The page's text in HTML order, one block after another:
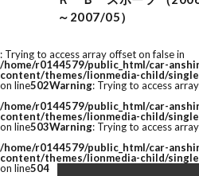
～2007/05）
: Trying to access array offset on false in
/home/r0144579/public_html/car-
content/themes/lionmedia-child/
on line502Warning: Trying to access
/home/r0144579/public_html/car-
content/themes/lionmedia-child/
on line503Warning: Trying to access
/home/r0144579/public_html/car-
content/themes/lionmedia-child/
on line504